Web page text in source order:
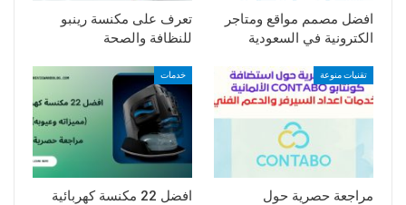
افضل مصمم مواقع ومتاجر
الكترونية في السعودية
تعرف على مكنسة رينبو
للنظافة والصحة
تقنيات منوعة
مراجعة حصرية حول
خدمات
افضل 22 مكنسة كهربائية